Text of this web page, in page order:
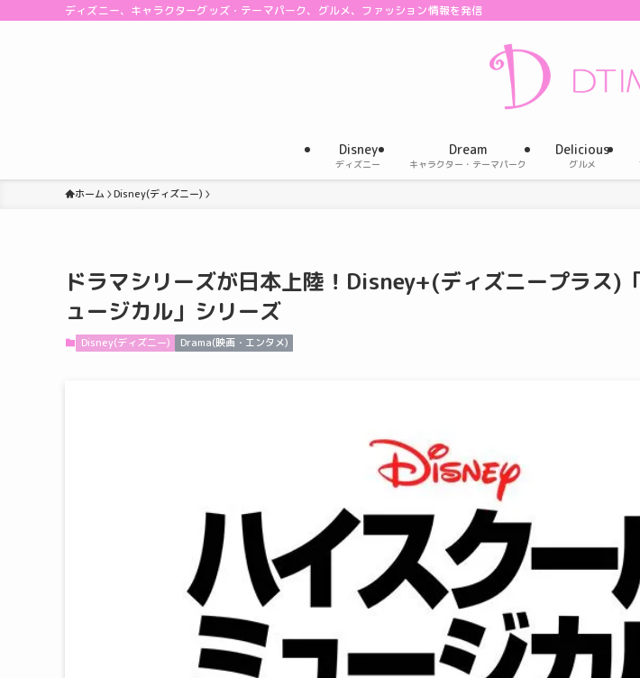
ディズニー、キャラクターグッズ・テーマパーク、グルメ、ファッション情報を発信
Disney
ディズニー
Dream
キャラクター・テーマパーク
Delicious
グルメ
ホーム Disney(ディズニー)
ドラマシリーズが日本上陸！Disney+(ディズニープラス)
ュージカル」シリーズ
Disney(ディズニー) Drama(映画・エンタメ)